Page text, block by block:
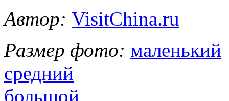
Автор: VisitChina.ru
Размер фото: маленький
средний
большой